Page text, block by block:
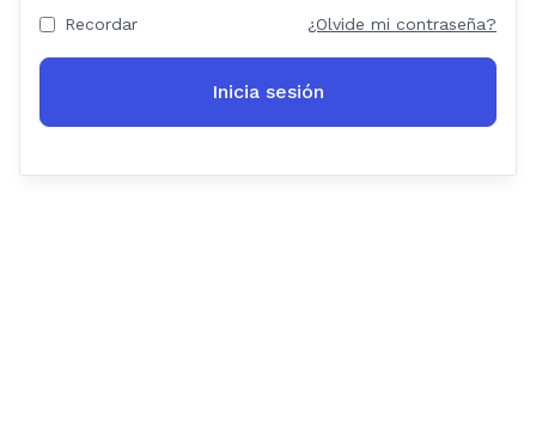
Recordar ¿Olvide mi contraseña?